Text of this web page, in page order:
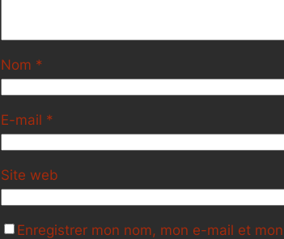
Nom *
E-mail *
Site web
Enregistrer mon nom, mon e-mail et